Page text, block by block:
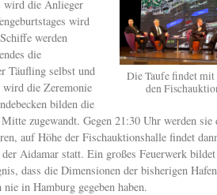
Die Taufe findet
den
wird die Anlieger
wird
werden
die
Täufling selbst und
die Zeremonie
bilden die
zugewandt. Gegen 21:30 Uhr werden sie
auf Höhe der Fischauktionshalle findet
Aidamar statt. Ein großes Feuerwerk bildet
dass die Dimensionen der bisherigen
in Hamburg gegeben haben.